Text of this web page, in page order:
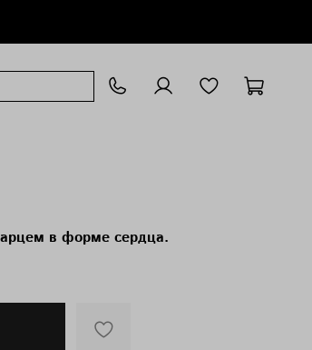
в форме сердца.